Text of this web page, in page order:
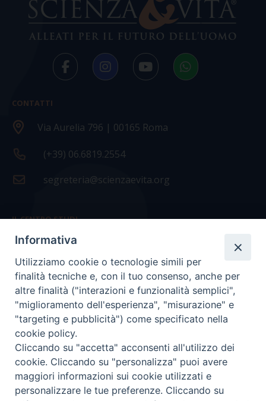
CONTATTI
Via Aurelia 796 | 00165 Roma
(+39) 06.6819.2554
segreteria@scienzaevita.org
IL CENTRO STUDI
La nostra storia
Statuto
Presidenza e ufficio presidenza
Consiglio scientifico
Coordinamento nazionale
Informativa
Utilizziamo cookie o tecnologie simili per
finalità tecniche e, con il tuo consenso, anche per
altre finalità ("interazioni e funzionalità semplici",
"miglioramento dell'esperienza", "misurazione" e
"targeting e pubblicità") come specificato nella
cookie policy.
Cliccando su "accetta" acconsenti all'utilizzo dei
cookie. Cliccando su "personalizza" puoi avere
maggiori informazioni sui cookie utilizzati e
personalizzare le tue preferenze. Cliccando su